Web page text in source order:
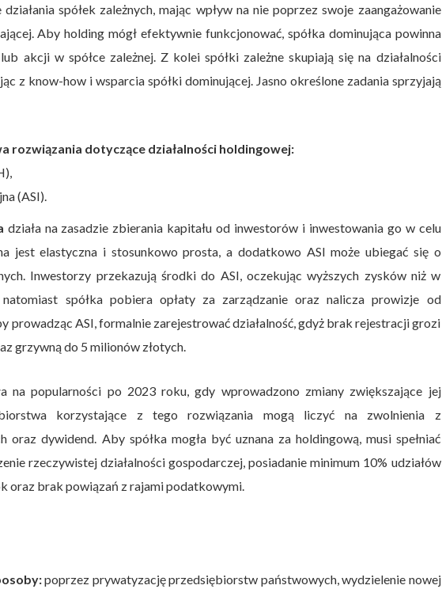
spółek zależnych, mając wpływ na nie poprzez swoje zaangażowanie
Aby holding mógł efektywnie funkcjonować, spółka dominująca powinna
akcji w spółce zależnej. Z kolei spółki zależne skupiają się na działalności
z know-how i wsparcia spółki dominującej. Jasno określone zadania sprzyjają
rozwiązania dotyczące działalności holdingowej:
(ASI).
działa na zasadzie zbierania kapitału od inwestorów i inwestowania go w celu
jest elastyczna i stosunkowo prosta, a dodatkowo ASI może ubiegać się o
Inwestorzy przekazują środki do ASI, oczekując wyższych zysków niż w
spółka pobiera opłaty za zarządzanie oraz nalicza prowizje od
prowadząc ASI, formalnie zarejestrować działalność, gdyż brak rejestracji grozi
grzywną do 5 milionów złotych.
na popularności po 2023 roku, gdy wprowadzono zmiany zwiększające jej
korzystające z tego rozwiązania mogą liczyć na zwolnienia z
oraz dywidend. Aby spółka mogła być uznana za holdingową, musi spełniać
rzeczywistej działalności gospodarczej, posiadanie minimum 10% udziałów
oraz brak powiązań z rajami podatkowymi.
poprzez prywatyzację przedsiębiorstw państwowych, wydzielenie nowej